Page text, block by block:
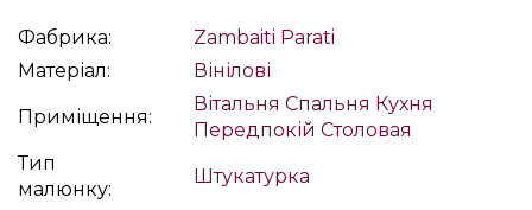
Фабрика:
Zambaiti Parati
Матеріал:
Вінілові
Приміщення:
Вітальня Спальня Кухня
Передпокій Столовая
Тип
малюнку:
Штукатурка